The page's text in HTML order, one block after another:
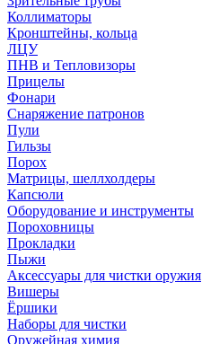
Коллиматоры
Кронштейны, кольца
ЛЦУ
ПНВ и Тепловизоры
Прицелы
Фонари
Снаряжение патронов
Пули
Гильзы
Порох
Матрицы, шеллхолдеры
Капсюли
Оборудование и инструменты
Пороховницы
Прокладки
Пыжи
Аксессуары для чистки оружия
Вишеры
Ёршики
Наборы для чистки
Оружейная химия